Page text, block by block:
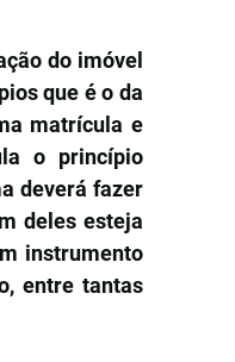
do imóvel
matrícula e
o princípio
deverá fazer
deles esteja
instrumento
entre tantas